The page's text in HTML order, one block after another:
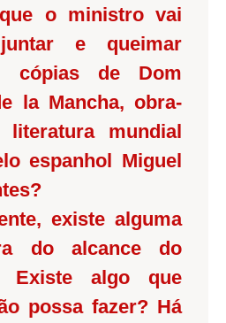
o ministro vai
e queimar
cópias de Dom
la Mancha, obra-
literatura mundial
espanhol Miguel
existe alguma
do alcance do
Existe algo que
possa fazer? Há